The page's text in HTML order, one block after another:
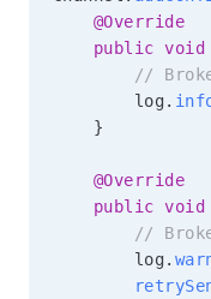
@Override
public void
//
        log
.
}
@Override
public void
//
        log
.